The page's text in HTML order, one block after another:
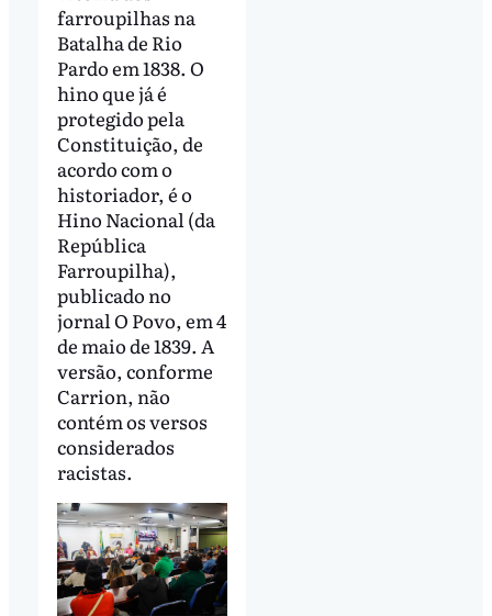
farroupilhas na
Batalha de Rio
Pardo em 1838. O
hino que já é
protegido pela
Constituição, de
acordo com o
historiador, é o
Hino Nacional (da
República
Farroupilha),
publicado no
jornal O Povo, em 4
de maio de 1839. A
versão, conforme
Carrion, não
contém os versos
considerados
racistas.